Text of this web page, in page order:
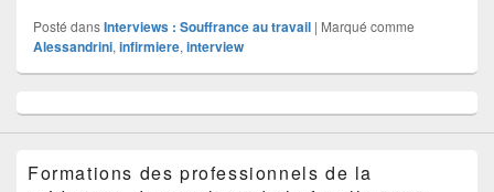
Posté dansInterviews : Souffrance au travail | Marqué comme
Alessandrini, infirmiere, interview
principale
de
pour
Formations des professionnels de la